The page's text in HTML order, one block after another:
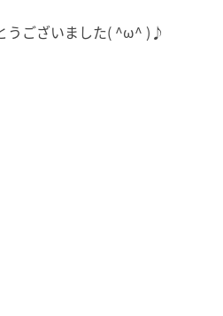
うございました( ^ω^ )♪